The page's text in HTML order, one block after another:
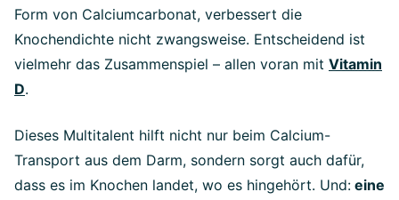
Form von Calciumcarbonat, verbessert die
Knochendichte nicht zwangsweise. Entscheidend ist
vielmehr das Zusammenspiel – allen voran mit Vitamin
D.
Dieses Multitalent hilft nicht nur beim Calcium-
Transport aus dem Darm, sondern sorgt auch dafür,
dass es im Knochen landet, wo es hingehört. Und: eine